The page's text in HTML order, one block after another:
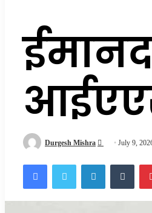
Durgesh Mishra
Send July 9,
FacebookTwitter LinkedIn